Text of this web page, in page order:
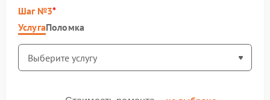
Шаг №3
УслугаПоломка